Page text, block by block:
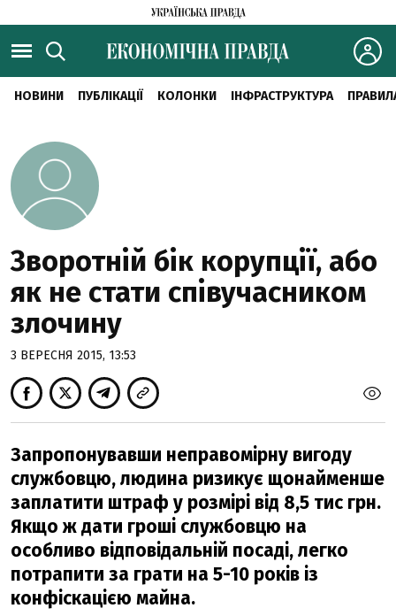
НОВИНИ ПУБЛІКАЦІЇ КОЛОНКИ ІНФРАСТРУКТУРА
Зворотній бік корупції, або
як не стати співучасником
злочину
3 ВЕРЕСНЯ 2015, 13:53
Запропонувавши неправомірну вигоду
службовцю, людина ризикує щонайменше
заплатити штраф у розмірі від 8,5 тис грн.
Якщо ж дати гроші службовцю на
особливо відповідальній посаді, легко
потрапити за грати на 5-10 років із
конфіскацією майна.